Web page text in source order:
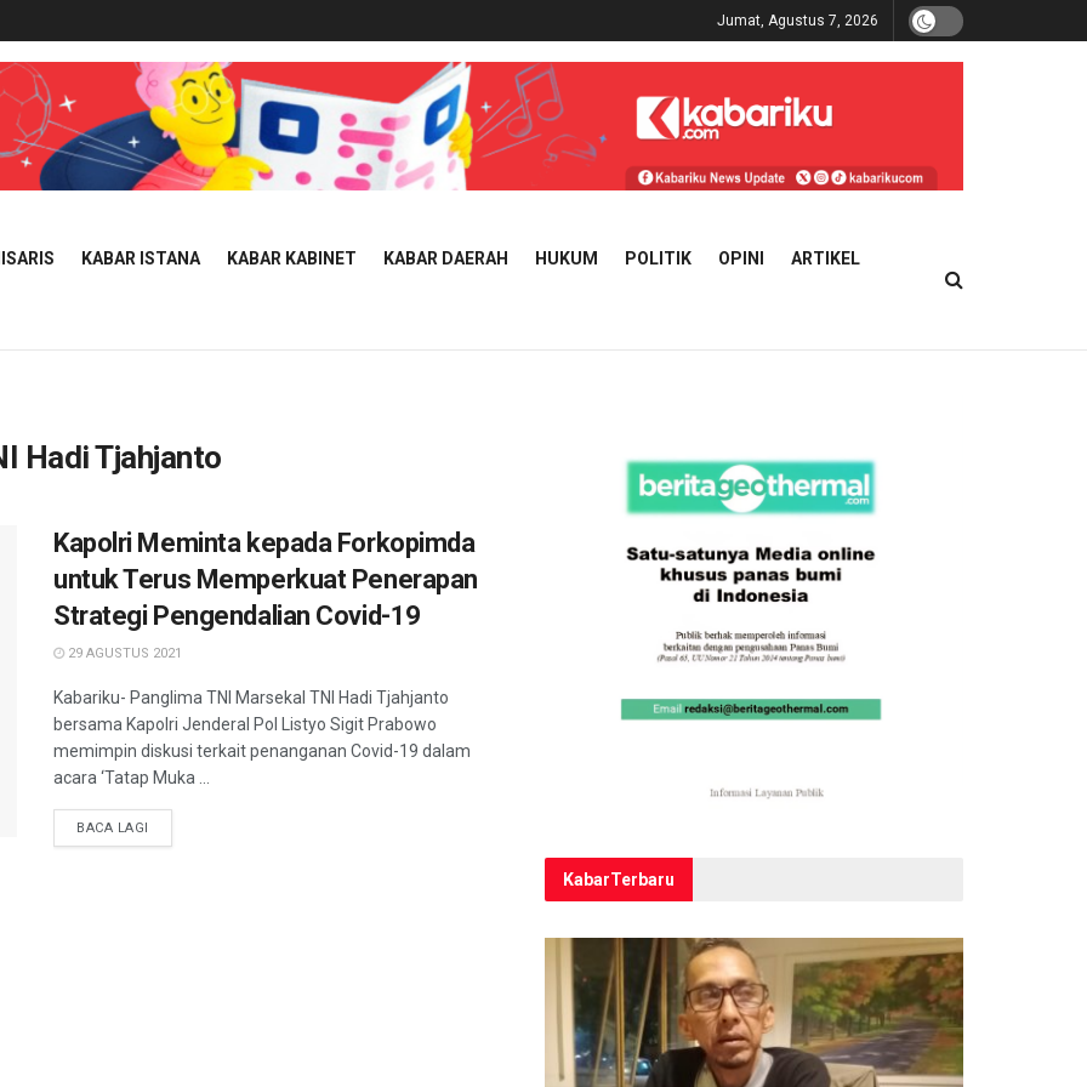
Jumat, Agustus 7, 2026
KABAR ISTANA KABAR KABINET KABAR DAERAH HUKUM POLITIK OPINI ARTIKEL
Hadi Tjahjanto
Kapolri Meminta kepada Forkopimda
untuk Terus Memperkuat Penerapan
Strategi Pengendalian Covid-19
29 AGUSTUS 2021
Kabariku- Panglima TNI Marsekal TNI Hadi Tjahjanto
bersama Kapolri Jenderal Pol Listyo Sigit Prabowo
memimpin diskusi terkait penanganan Covid-19 dalam
acara ‘Tatap Muka ...
BACA LAGI
KabarTerbaru